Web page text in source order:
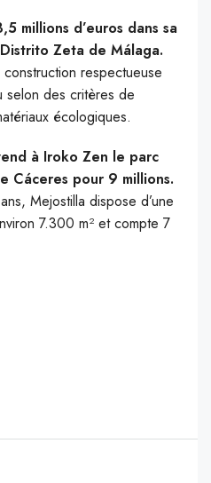
millions d’euros dans sa
Zeta de Málaga.
respectueuse
selon des critères de
écologiques.
à Iroko Zen le parc
Cáceres pour 9 millions.
Mejostilla dispose d’une
7.300 m² et compte 7